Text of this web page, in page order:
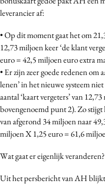
leverancier af:
• Op dit moment gaat het om
12,73 miljoen keer ‘de klant
euro = 42,5 miljoen euro extra
• Er zijn zeer goede redenen om
lenen’ in het nieuwe systeem
aantal ‘kaart vergeters’ van
bovengenoemd punt 2). Zo
van afgerond 34 miljoen naar
miljoen X 1,25 euro = 61,6
Wat gaat er eigenlijk veranderen?
Uit het persbericht van AH